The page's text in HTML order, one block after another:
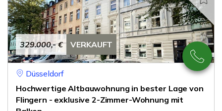
329.000,- € VERKAUFT
Düsseldorf
Hochwertige Altbauwohnung in bester Lage von
Flingern - exklusive 2-Zimmer-Wohnung mit